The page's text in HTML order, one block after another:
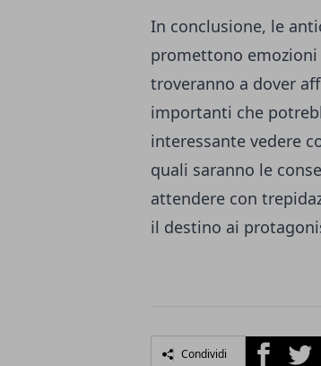
In conclusione, le
promettono
troveranno a dover
importanti che
interessante vedere
quali saranno le
attendere con
il destino ai
Condividi Facebook